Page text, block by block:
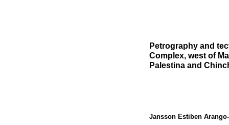
Petrography and
Complex, west of
Palestina and
Jansson Estiben